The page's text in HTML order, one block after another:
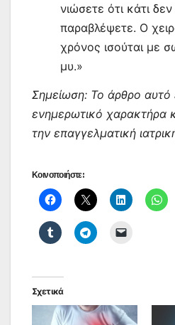
νιώσετε ότι κάτι
παραβλέψετε. Ο
χρόνος ισούται με
μυ.»
Σημείωση: Το άρθρο αυτό
ενημερωτικό χαρακτήρα
την επαγγελματική
Κοινοποιήστε:
Σχετικά